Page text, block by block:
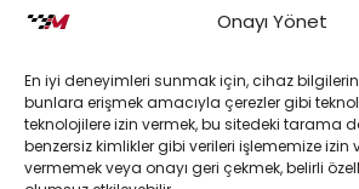
Onayı Yönet
En iyi deneyimleri sunmak için, cihaz
bunlara erişmek amacıyla çerezler gibi
teknolojilere izin vermek, bu sitedeki tarama
benzersiz kimlikler gibi verileri işlememize izin
vermemek veya onayı geri çekmek, belirli
Kişisel Verilerin Korunması
Mesafeli Satış Sözleşmesi